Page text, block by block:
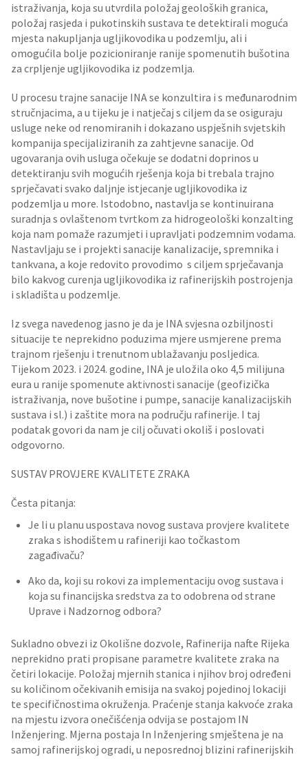
istraživanja, koja su utvrdila položaj geoloških granica,
položaj rasjeda i pukotinskih sustava te detektirali moguća
mjesta nakupljanja ugljikovodika u podzemlju, ali i
omogućila bolje pozicioniranje ranije spomenutih bušotina
za crpljenje ugljikovodika iz podzemlja.
U procesu trajne sanacije INA se konzultira i s međunarodnim
stručnjacima, a u tijeku je i natječaj s ciljem da se osiguraju
usluge neke od renomiranih i dokazano uspješnih svjetskih
kompanija specijaliziranih za zahtjevne sanacije. Od
ugovaranja ovih usluga očekuje se dodatni doprinos u
detektiranju svih mogućih rješenja koja bi trebala trajno
sprječavati svako daljnje istjecanje ugljikovodika iz
podzemlja u more. Istodobno, nastavlja se kontinuirana
suradnja s ovlaštenom tvrtkom za hidrogeološki konzalting
koja nam pomaže razumjeti i upravljati podzemnim vodama.
Nastavljaju se i projekti sanacije kanalizacije, spremnika i
tankvana, a koje redovito provodimo s ciljem sprječavanja
bilo kakvog curenja ugljikovodika iz rafinerijskih postrojenja
i skladišta u podzemlje.
Iz svega navedenog jasno je da je INA svjesna ozbiljnosti
situacije te neprekidno poduzima mjere usmjerene prema
trajnom rješenju i trenutnom ublažavanju posljedica.
Tijekom 2023. i 2024. godine, INA je uložila oko 4,5 milijuna
eura u ranije spomenute aktivnosti sanacije (geofizička
istraživanja, nove bušotine i pumpe, sanacije kanalizacijskih
sustava i sl.) i zaštite mora na području rafinerije. I taj
podatak govori da nam je cilj očuvati okoliš i poslovati
odgovorno.
SUSTAV PROVJERE KVALITETE ZRAKA
Česta pitanja:
Je li u planu uspostava novog sustava provjere kvalitete
zraka s ishodištem u rafineriji kao točkastom
zagađivaču?
Ako da, koji su rokovi za implementaciju ovog sustava i
koja su financijska sredstva za to odobrena od strane
Uprave i Nadzornog odbora?
Sukladno obvezi iz Okolišne dozvole, Rafinerija nafte Rijeka
neprekidno prati propisane parametre kvalitete zraka na
četiri lokacije. Položaj mjernih stanica i njihov broj određeni
su količinom očekivanih emisija na svakoj pojedinoj lokaciji
te specifičnostima okruženja. Praćenje stanja kakvoće zraka
na mjestu izvora onečišćenja odvija se postajom IN
Inženjering. Mjerna postaja In Inženjering smještena je na
samoj rafinerijskoj ogradi, u neposrednoj blizini rafinerijskih